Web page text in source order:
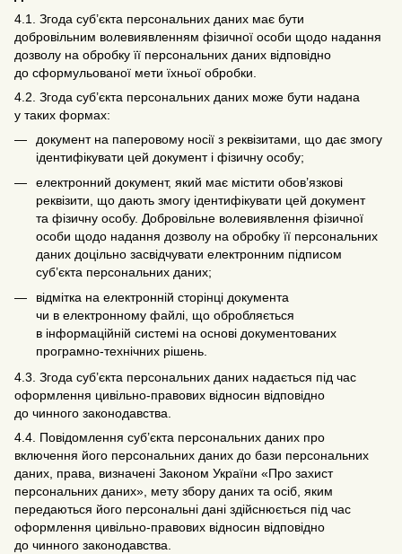
4.1. Згода суб’єкта персональних даних має бути
добровільним волевиявленням фізичної особи щодо надання
дозволу на обробку її персональних даних відповідно
до сформульованої мети їхньої обробки.
4.2. Згода суб’єкта персональних даних може бути надана
у таких формах:
документ на паперовому носії з реквізитами, що дає змогу
ідентифікувати цей документ і фізичну особу;
електронний документ, який має містити обов’язкові
реквізити, що дають змогу ідентифікувати цей документ
та фізичну особу. Добровільне волевиявлення фізичної
особи щодо надання дозволу на обробку її персональних
даних доцільно засвідчувати електронним підписом
суб’єкта персональних даних;
відмітка на електронній сторінці документа
чи в електронному файлі, що обробляється
в інформаційній системі на основі документованих
програмно-технічних рішень.
4.3. Згода суб’єкта персональних даних надається під час
оформлення цивільно-правових відносин відповідно
до чинного законодавства.
4.4. Повідомлення суб’єкта персональних даних про
включення його персональних даних до бази персональних
даних, права, визначені Законом України «Про захист
персональних даних», мету збору даних та осіб, яким
передаються його персональні дані здійснюється під час
оформлення цивільно-правових відносин відповідно
до чинного законодавства.